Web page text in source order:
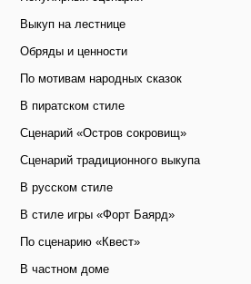
Выкуп на лестнице
Обряды и ценности
По мотивам народных сказок
В пиратском стиле
Сценарий «Остров сокровищ»
Сценарий традиционного выкупа
В русском стиле
В стиле игры «Форт Баярд»
По сценарию «Квест»
В частном доме